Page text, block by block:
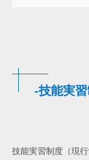
-技能実
技能実習制度（現